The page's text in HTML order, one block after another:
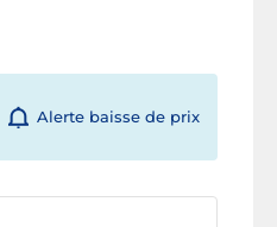
Alerte baisse de prix